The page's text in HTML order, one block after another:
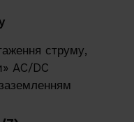
струму,
AC/DC